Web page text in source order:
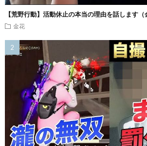
【荒野行動】活動休止の本当の理由を話します（
金花